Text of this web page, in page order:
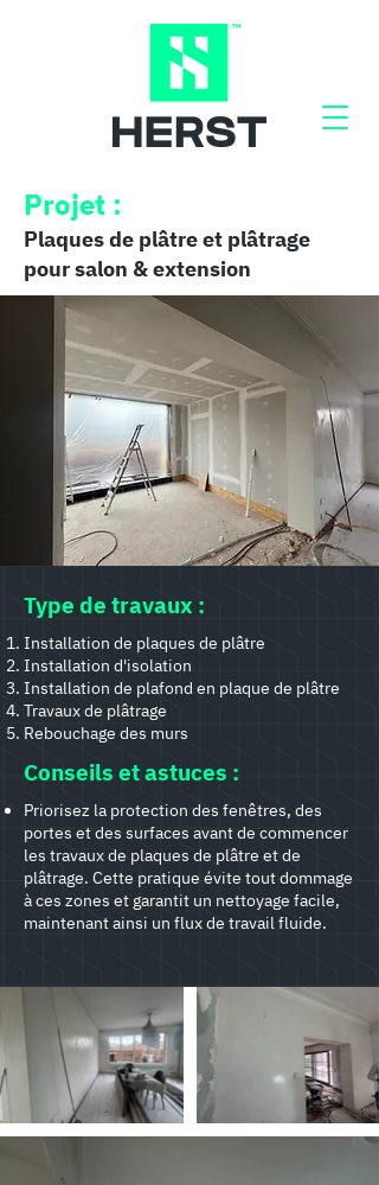
Projet :
Plaques de plâtre et plâtrage
pour salon & extension
Type de travaux :
Installation de plaques de plâtre
Installation d'isolation
Installation de plafond en plaque de plâtre
Travaux de plâtrage
Rebouchage des murs
Conseils et astuces :
Priorisez la protection des fenêtres, des
portes et des surfaces avant de commencer
les travaux de plaques de plâtre et de
plâtrage. Cette pratique évite tout dommage
à ces zones et garantit un nettoyage facile,
maintenant ainsi un flux de travail fluide.